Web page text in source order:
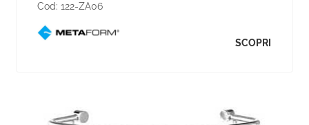
Cod: 122-ZA06
SCOPRI